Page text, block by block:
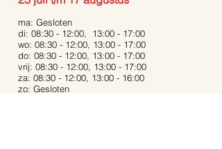
ma: Gesloten
di: 08:30 - 12:00, 13:00 - 17:00
wo: 08:30 - 12:00, 13:00 - 17:00
do: 08:30 - 12:00, 13:00 - 17:00
vrij: 08:30 - 12:00, 13:00 - 17:00
za: 08:30 - 12:00, 13:00 - 16:00
zo: Gesloten